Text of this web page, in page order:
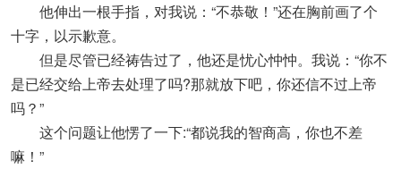
他伸出一根手指，对我说：“不恭敬！”还在胸前画了个
十字，以示歉意。
但是尽管已经祷告过了，他还是忧心忡忡。我说：“你不
是已经交给上帝去处理了吗?那就放下吧，你还信不过上帝
吗？”
这个问题让他愣了一下:“都说我的智商高，你也不差
嘛！”